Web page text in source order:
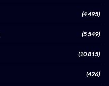
(4 495)
(5 549)
(10 815)
(426)